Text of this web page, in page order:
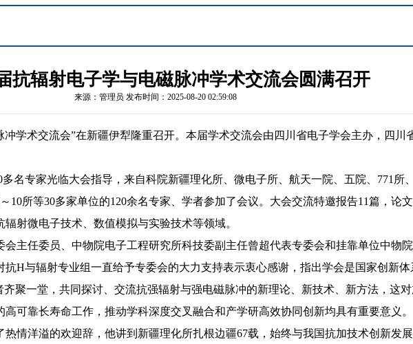
抗辐射电子学与电磁脉冲学术交流会圆满召开
来源：管理员 发布时间：2025-08-20 02:59:08
冲学术交流会”在新疆伊犁隆重召开。本届学术交流会由四川省电子学会主办，四
多名专家光临大会指导 ，来自科院新疆理化所、微电子所、航天一院、五院、 771 所、
～ 10所等30多家单位的120余名专家、学者参加了会议。大会交流特邀报告11篇，论
射微电子技术、数值模拟与实验技术等领域。
主任委员、中物院电子工程研究所科技委副主任曾超代表专委会和挂靠单位中物
H与辐射专业组一直给予专委会的大力支持表示衷心感谢，指出学会是国家创新
聚一堂，共同探讨、交流抗强辐射与强电磁脉冲的新理论、新技术、新方法，这
可靠长寿命工作，推动学科深度交叉融合和产学研高效协同创新均具有重要意义。
情洋溢的欢迎辞，他讲到新疆理化所扎根边疆67载，始终与我国抗加技术创新发